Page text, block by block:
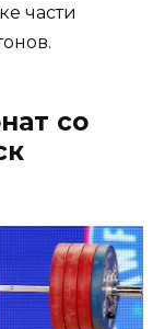
части
со